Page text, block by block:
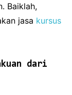
Baiklah,
jasa kursus
dari